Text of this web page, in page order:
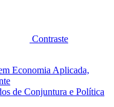
Contraste
Economia Aplicada,
de Conjuntura e Política